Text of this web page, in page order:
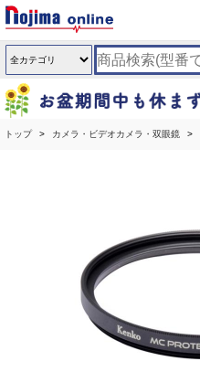
トップ カメラ・ビデオカメラ・双眼鏡